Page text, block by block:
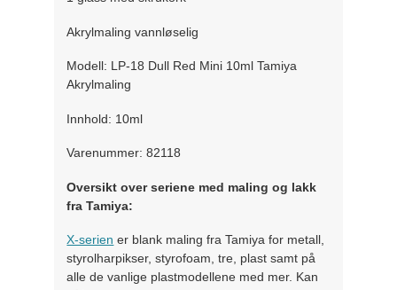
Akrylmaling vannløselig
Modell: LP-18 Dull Red Mini 10ml Tamiya
Akrylmaling
Innhold: 10ml
Varenummer: 82118
Oversikt over seriene med maling og lakk
fra Tamiya:
X-serien er blank maling fra Tamiya for metall,
styrolharpikser, styrofoam, tre, plast samt på
alle de vanlige plastmodellene med mer. Kan